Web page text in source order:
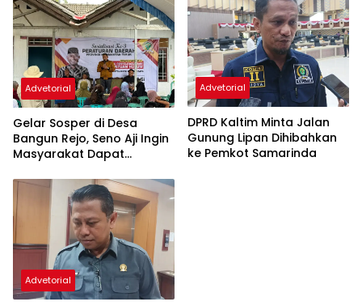
Advetorial
Gelar Sosper di Desa
Bangun Rejo, Seno Aji Ingin
Masyarakat Dapat
Advetorial
DPRD Kaltim Minta Jalan
Gunung Lipan Dihibahkan
ke Pemkot Samarinda
Advetorial